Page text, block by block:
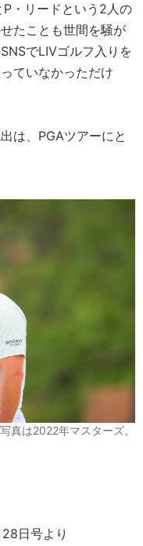
・リードという2人の
たことも世間を騒が
でLIVゴルフ入りを
ていなかっただけ
は、PGAツアーにと
真は2022年マスターズ。
日号より